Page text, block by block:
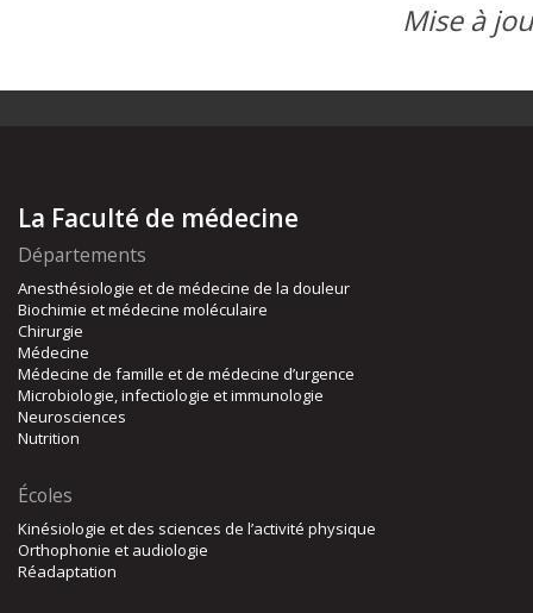
Mise à
La Faculté de médecine
Départements
Anesthésiologie et de médecine de la douleur
Biochimie et médecine moléculaire
Chirurgie
Médecine
Médecine de famille et de médecine d’urgence
Microbiologie, infectiologie et immunologie
Neurosciences
Nutrition
Écoles
Kinésiologie et des sciences de l’activité physique
Orthophonie et audiologie
Réadaptation